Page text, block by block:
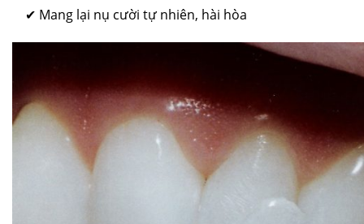
✔ Mang lại nụ cười tự nhiên, hài hòa